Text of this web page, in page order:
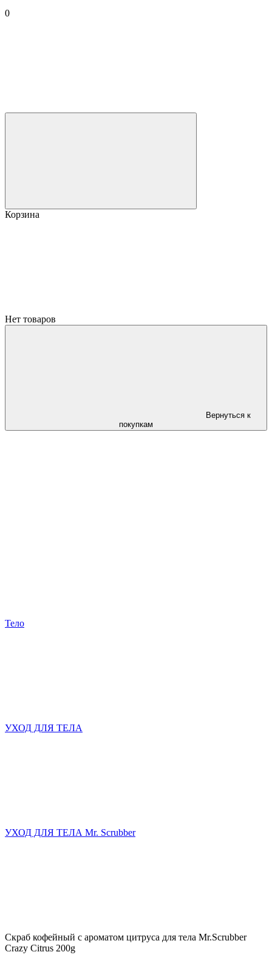
0
Корзина
Нет товаров
Вернуться к
покупкам
Тело
УХОД ДЛЯ ТЕЛА
УХОД ДЛЯ ТЕЛА Mr. Scrubber
Скраб кофейный с ароматом цитруса для тела Mr.Scrubber
Crazy Citrus 200g